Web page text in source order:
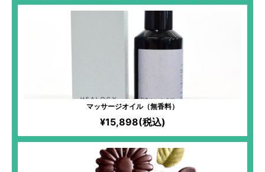
マッサージオイル（無香料）
¥15,898(税込)